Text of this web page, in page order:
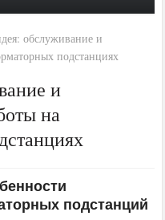
обслуживание и
подстанциях
и
на
подстанций